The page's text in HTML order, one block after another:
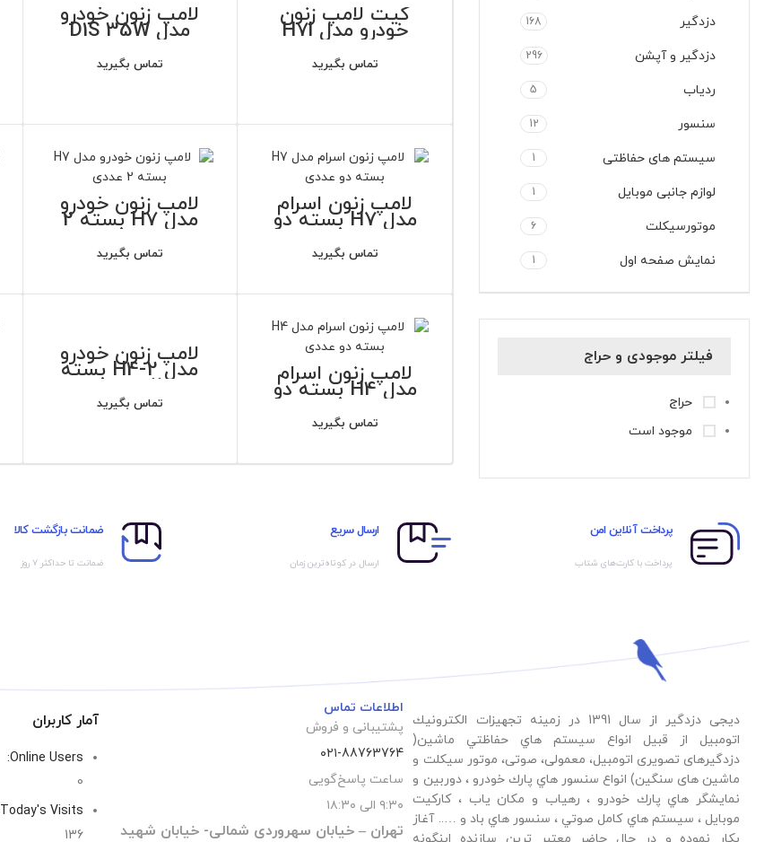
دزدگیر 168
دزدگیر و آپشن 296
ردیاب 5
سنسور 12
سیستم های حفاظتی 1
لوازم جانبی موبایل 1
موتورسیکلت 6
نمایش صفحه اول 1
فیلتر موجودی و حراج
حراج
موجود است
کیت لامپ زنون
خودرو مدل H7l
بسته دو عددی
تماس بگیرید
لامپ زنون خودرو
مدل D1S 35W
تماس بگیرید
لامپ زنون اسرام
مدل H7 بسته دو
عددی
تماس بگیرید
لامپ زنون خودرو
مدل H7 بسته 2
عددی
تماس بگیرید
لامپ زنون اسرام
مدل H4 بسته دو
عددی
تماس بگیرید
لامپ زنون خودرو
مدل H4-2 بسته
2 عددی
تماس بگیرید
پرداخت آنلاین امن
پرداخت با کارت‌های شتاب
ارسال سریع
ارسال در کوتاه‌ترین زمان
ضمانت بازگشت کالا
ضمانت تا حداکثر ۷ روز
دیجی دزدگیر از سال 1391 در زمينه تجهيزات الكترونيك
اتومبیل از قبيل انواع سيستم هاي حفاظتي ماشین(
دزدگيرهای تصویری اتومبیل، معمولی، صوتی، موتور سیکلت و
ماشین های سنگین) انواع سنسور هاي پارك خودرو ، دوربين و
نمايشگر هاي پارك خودرو ، رهياب و مكان ياب ، كاركيت
موبايل ، سيستم هاي كامل صوتي ، سنسور هاي باد و ….. آغاز
اطلاعات تماس
پشتیبانی و فروش
۰۲۱-88763764
ساعت پاسخ‌گویی
۹:۳۰ الی ۱۸:۳۰
تهران – خيابان سهروردی شمالی- خيابان شهيد
آمار کاربران
Online Users:
0
Today's Visits:
136